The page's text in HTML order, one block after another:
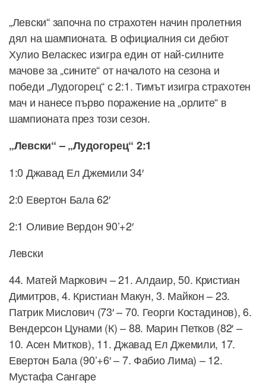
„Левски“ започна по страхотен начин пролетния
дял на шампионата. В официалния си дебют
Хулио Веласкес изигра един от най-силните
мачове за „сините“ от началото на сезона и
победи „Лудогорец“ с 2:1. Тимът изигра страхотен
мач и нанесе първо поражение на „орлите“ в
шампионата през този сезон.
„Левски“ – „Лудогорец“ 2:1
1:0 Джавад Ел Джемили 34′
2:0 Евертон Бала 62′
2:1 Оливие Вердон 90’+2′
Левски
44. Матей Маркович – 21. Алдаир, 50. Кристиан
Димитров, 4. Кристиан Макун, 3. Майкон – 23.
Патрик Мислович (73′ – 70. Георги Костадинов), 6.
Вендерсон Цунами (К) – 88. Марин Петков (82′ –
10. Асен Митков), 11. Джавад Ел Джемили, 17.
Евертон Бала (90’+6′ – 7. Фабио Лима) – 12.
Мустафа Сангаре